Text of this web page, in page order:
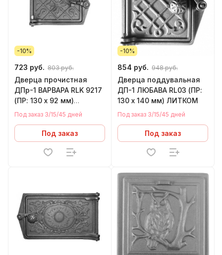
-10%
723 руб. 803 руб.
Дверца прочистная
ДПр-1 ВАРВАРА RLK 9217
(ПР: 130 х 92 мм)
ЛИТКОМ
Под заказ 3/15/45 дней
Под заказ
-10%
854 руб. 948 руб.
Дверца поддувальная
ДП-1 ЛЮБАВА RL03 (ПР:
130 х 140 мм) ЛИТКОМ
Под заказ 3/15/45 дней
Под заказ